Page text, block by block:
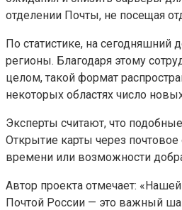
отделении Почты, не посещая
По статистике, на сегодняшний
регионы. Благодаря этому
целом, такой формат
некоторых областях число
Эксперты считают, что
Открытие карты через почтовое
времени или возможности
Автор проекта отмечает:
Почтой России — это важный